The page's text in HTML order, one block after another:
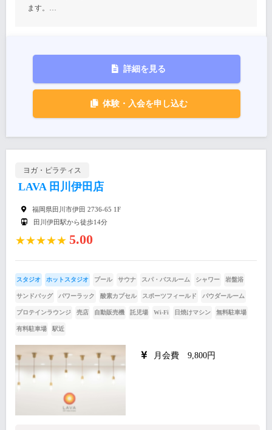
ます。…
詳細を見る
体験・入会を申し込む
ヨガ・ピラティス
LAVA 田川伊田店
福岡県田川市伊田 2736‐65 1F
田川伊田駅から徒歩14分
★★★★★ 5.00
スタジオ ホットスタジオ プール サウナ スパ・バスルーム シャワー 岩盤浴
サンドバッグ パワーラック 酸素カプセル スポーツフィールド パウダールーム
プロテインラウンジ 売店 自動販売機 託児場 Wi-Fi 日焼けマシン 無料駐車場
有料駐車場 駅近
月会費 9,800円